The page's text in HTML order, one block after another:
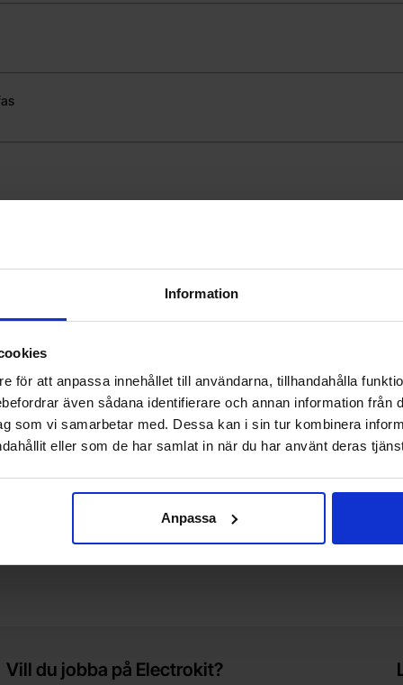
Information
för att anpassa innehållet till användarna, tillhandahålla
även sådana identifierare och annan information från
som vi samarbetar med. Dessa kan i sin tur kombinera
eller som de har samlat in när du har använt deras
Anpassa
Vill du jobba på Electrokit?